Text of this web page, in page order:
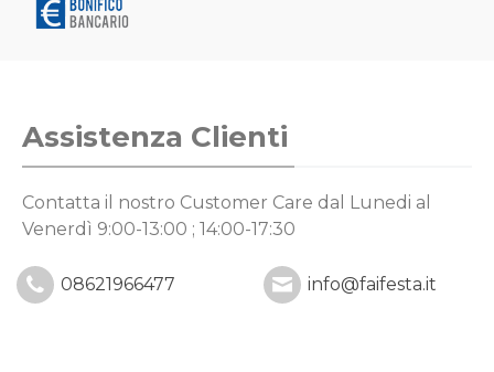
Assistenza Clienti
Contatta il nostro Customer Care dal Lunedi al
Venerdì 9:00-13:00 ; 14:00-17:30
08621966477 info@faifesta.it